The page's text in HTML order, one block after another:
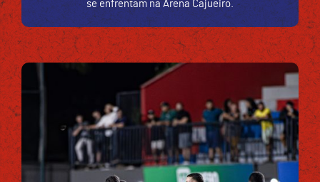
se enfrentam na Arena Cajueiro.